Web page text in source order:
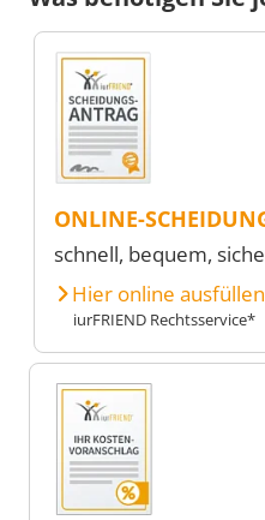
ONLINE-
schnell, bequem,
Hier online ausfüllen
iurFRIEND Rechtsservice*